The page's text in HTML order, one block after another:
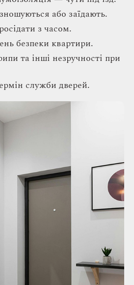
або заїдають.
з часом.
безпеки квартири.
та інші незручності при
служби дверей.